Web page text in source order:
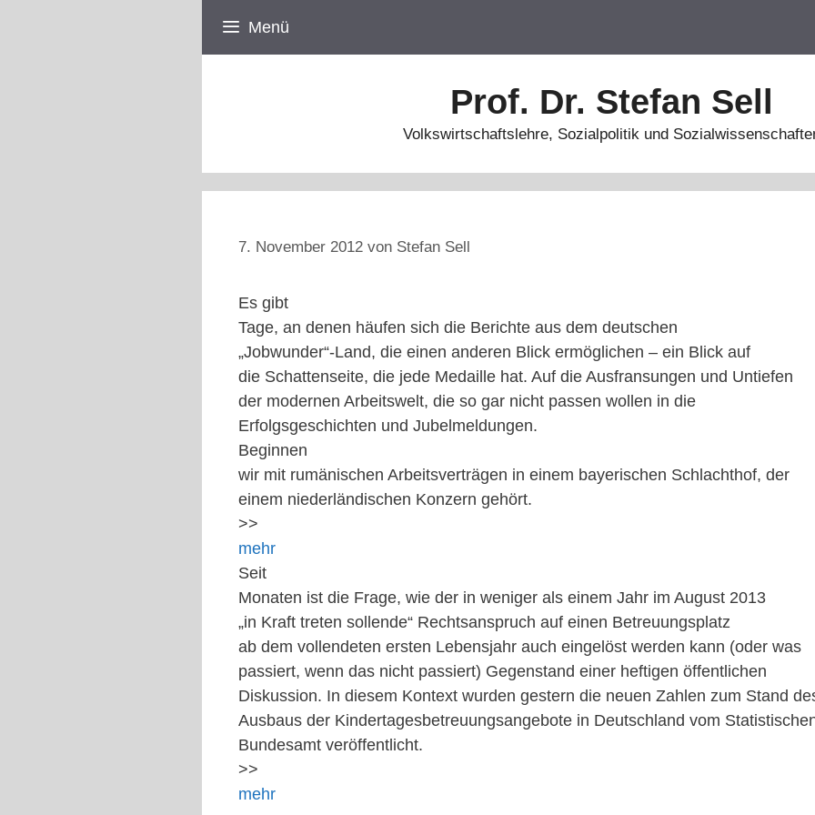
Menü
Prof. Dr. Stefan Sell
Volkswirtschaftslehre, Sozialpolitik und
7. November 2012 von Stefan Sell
Es gibt
Tage, an denen häufen sich die Berichte aus dem deutschen
„Jobwunder“-Land, die einen anderen Blick ermöglichen – ein Blick auf
die Schattenseite, die jede Medaille hat. Auf die Ausfransungen und Untiefen
der modernen Arbeitswelt, die so gar nicht passen wollen in die
Erfolgsgeschichten und Jubelmeldungen.
Beginnen
wir mit rumänischen Arbeitsverträgen in einem bayerischen Schlachthof, der
einem niederländischen Konzern gehört.
>>
mehr
Seit
Monaten ist die Frage, wie der in weniger als einem Jahr im August 2013
„in Kraft treten sollende“ Rechtsanspruch auf einen Betreuungsplatz
ab dem vollendeten ersten Lebensjahr auch eingelöst werden kann (oder was
passiert, wenn das nicht passiert) Gegenstand einer heftigen öffentlichen
Diskussion. In diesem Kontext wurden gestern die neuen Zahlen zum Stand
Ausbaus der Kindertagesbetreuungsangebote in Deutschland vom
Bundesamt veröffentlicht.
>>
mehr